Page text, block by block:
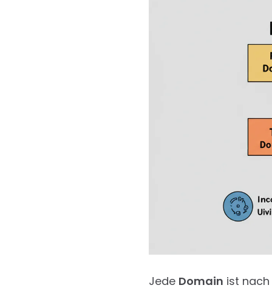
Jede Domain ist